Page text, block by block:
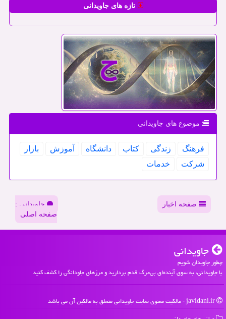
تازه های جاویدانی
موضوع های جاویدانی
فرهنگ زندگی كتاب دانشگاه آموزش
بازار
شركت
خدمات
صفحه اخبار
جاویدانی :
صفحه اصلی
جاویدانی
چطور جاویدان شویم
با جاویدانی، به سوی آینده‌ای بی‌مرگ قدم بردارید و مرزهای جاودانگی را کشف کنید